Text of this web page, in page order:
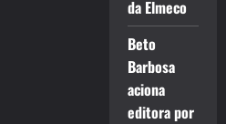
da Elmeco
Beto
Barbosa
aciona
editora por